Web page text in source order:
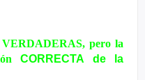
pero la
CORRECTA de la